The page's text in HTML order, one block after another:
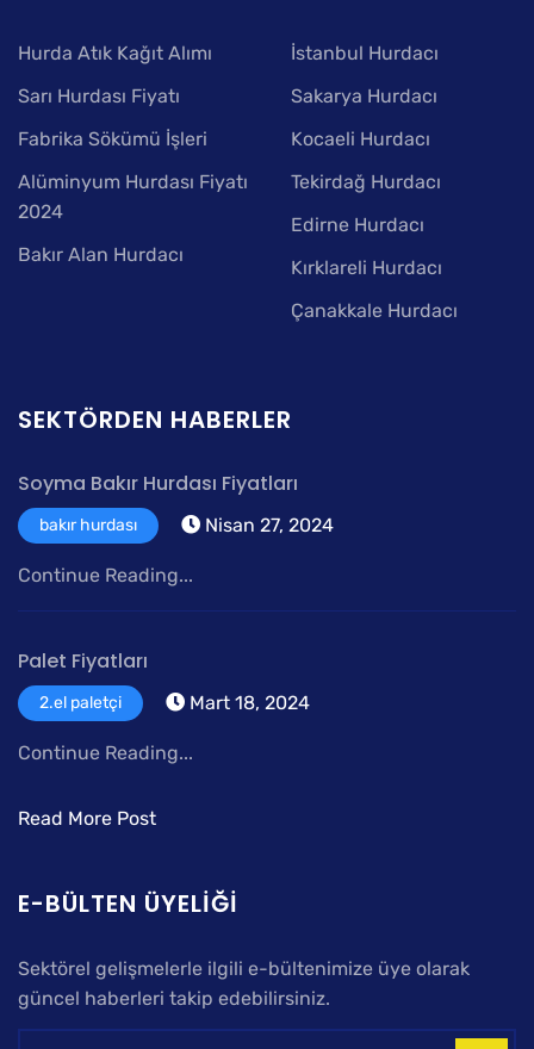
Hurda Atık Kağıt Alımı
Sarı Hurdası Fiyatı
Fabrika Sökümü İşleri
Alüminyum Hurdası Fiyatı
2024
Bakır Alan Hurdacı
İstanbul Hurdacı
Sakarya Hurdacı
Kocaeli Hurdacı
Tekirdağ Hurdacı
Edirne Hurdacı
Kırklareli Hurdacı
Çanakkale Hurdacı
SEKTÖRDEN HABERLER
Soyma Bakır Hurdası Fiyatları
bakır hurdası Nisan 27, 2024
Continue Reading...
Palet Fiyatları
2.el paletçi Mart 18, 2024
Continue Reading...
Read More Post
E-BÜLTEN ÜYELIĞI
Sektörel gelişmelerle ilgili e-bültenimize üye olarak
güncel haberleri takip edebilirsiniz.